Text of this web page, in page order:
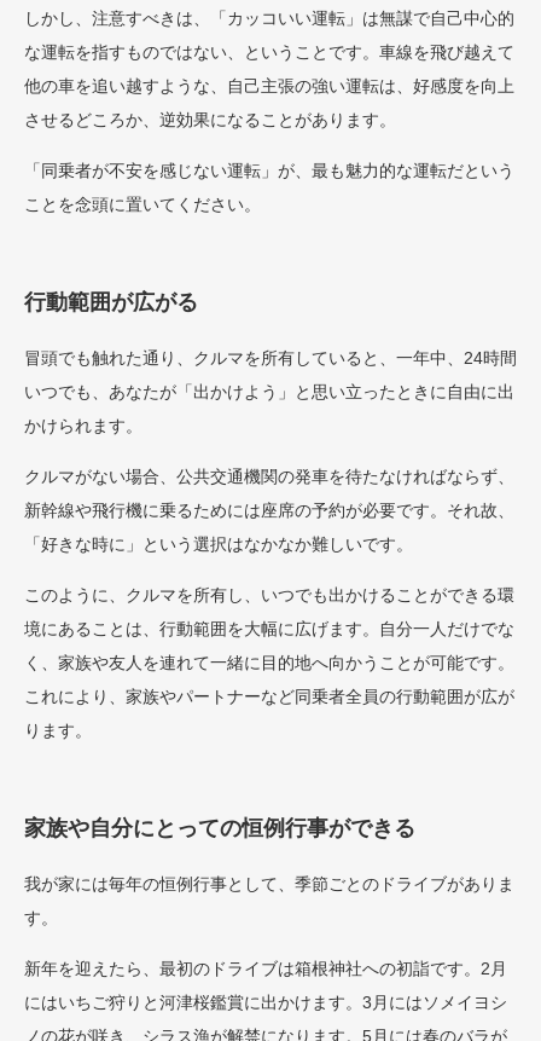
しかし、注意すべきは、「カッコいい運転」は無謀で自己中心的
な運転を指すものではない、ということです。車線を飛び越えて
他の車を追い越すような、自己主張の強い運転は、好感度を向上
させるどころか、逆効果になることがあります。
「同乗者が不安を感じない運転」が、最も魅力的な運転だという
ことを念頭に置いてください。
行動範囲が広がる
冒頭でも触れた通り、クルマを所有していると、一年中、24時間
いつでも、あなたが「出かけよう」と思い立ったときに自由に出
かけられます。
クルマがない場合、公共交通機関の発車を待たなければならず、
新幹線や飛行機に乗るためには座席の予約が必要です。それ故、
「好きな時に」という選択はなかなか難しいです。
このように、クルマを所有し、いつでも出かけることができる環
境にあることは、行動範囲を大幅に広げます。自分一人だけでな
く、家族や友人を連れて一緒に目的地へ向かうことが可能です。
これにより、家族やパートナーなど同乗者全員の行動範囲が広が
ります。
家族や自分にとっての恒例行事ができる
我が家には毎年の恒例行事として、季節ごとのドライブがありま
す。
新年を迎えたら、最初のドライブは箱根神社への初詣です。2月
にはいちご狩りと河津桜鑑賞に出かけます。3月にはソメイヨシ
ノの花が咲き、シラス漁が解禁になります。5月には春のバラが